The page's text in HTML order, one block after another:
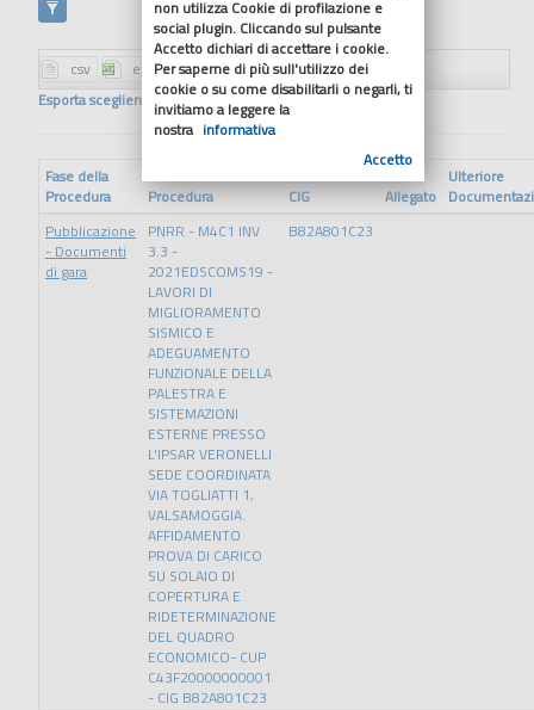
Esporta scegliendo il formato
Fase della
Procedura
Procedura CIG Allegato
Ulteriore
Pubblicazione
- Documenti
di gara
PNRR - M4C1 INV
3.3 -
2021EDSCOMS19 -
LAVORI DI
MIGLIORAMENTO
SISMICO E
ADEGUAMENTO
FUNZIONALE DELLA
PALESTRA E
SISTEMAZIONI
ESTERNE PRESSO
L'IPSAR VERONELLI
SEDE COORDINATA
VIA TOGLIATTI 1,
VALSAMOGGIA.
AFFIDAMENTO
PROVA DI CARICO
SU SOLAIO DI
COPERTURA E
RIDETERMINAZIONE
DEL QUADRO
ECONOMICO- CUP
C43F20000000001
- CIG B82A801C23
B82A801C23
non utilizza Cookie di profilazione e
social plugin. Cliccando sul pulsante
Accetto dichiari di accettare i cookie.
Per saperne di più sull'utilizzo dei
cookie o su come disabilitarli o negarli, ti
invitiamo a leggere la
nostra informativa
Accetto